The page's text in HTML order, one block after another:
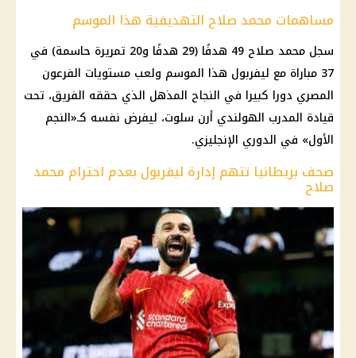
مساهمات محمد صلاح التهديفية هذا الموسم
سجل محمد صلاح 49 هدفًا (29 هدفًا و20 تمريرة حاسمة) في
37 مباراة مع ليفربول هذا الموسم ولعب مستويات الفرعون
المصري دورا كبيرا في النجاح المذهل الذي حققه الفريق، تحت
قيادة المدرب الهولندي أرن سلوت، ليفرض نفسه كـ«النجم
الأول» في الدوري الإنجليزي.
صحف بريطانيا تتهم إدارة ليفربول بعدم احترام محمد
صلاح